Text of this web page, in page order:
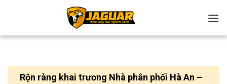
Rộn ràng khai trương Nhà phân phối Hà An –